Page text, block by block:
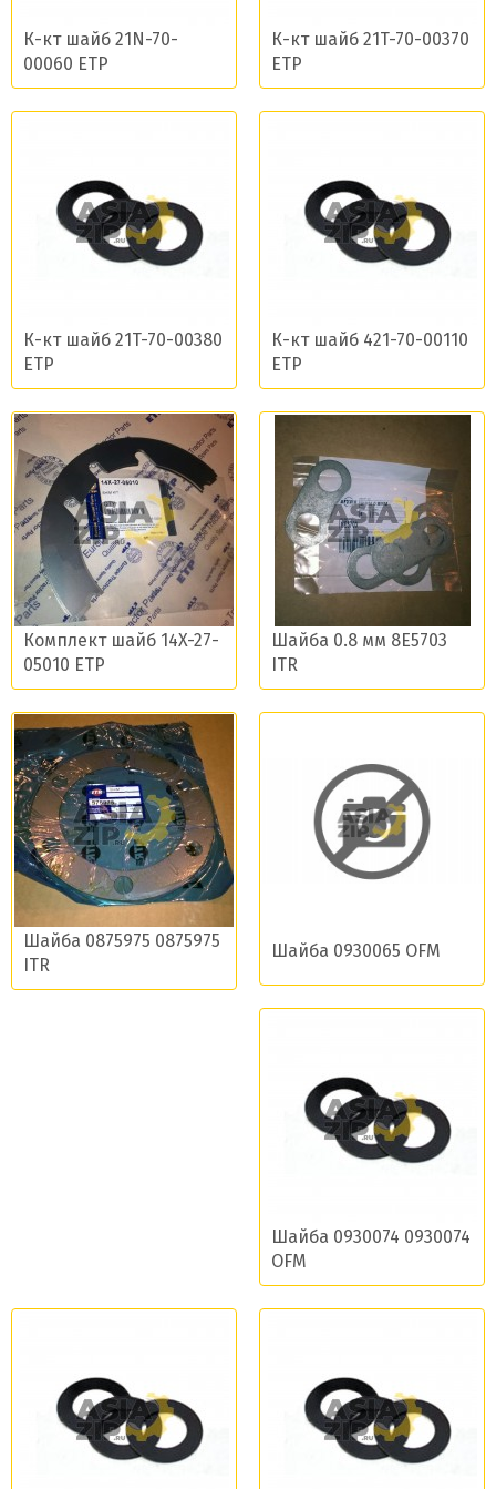
К-кт шайб 21N-70-
00060 ETP
К-кт шайб 21T-70-00370
ETP
К-кт шайб 21T-70-00380
ETP
К-кт шайб 421-70-00110
ETP
Комплект шайб 14X-27-
05010 ETP
Шайба 0.8 мм 8E5703
ITR
Шайба 0875975 0875975
ITR
Шайба 0930065 OFM
Шайба 0930074 0930074
OFM